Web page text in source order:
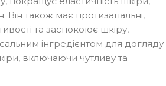
Він також має протизапальні,
та заспокоює шкіру,
інгредієнтом для догляду
включаючи чутливу та